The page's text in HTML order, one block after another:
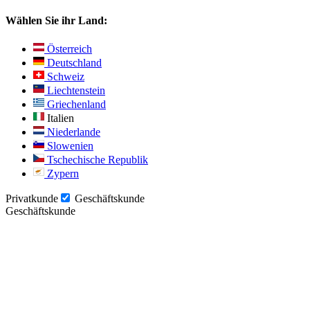
Wählen Sie ihr Land:
Österreich
Deutschland
Schweiz
Liechtenstein
Griechenland
Italien
Niederlande
Slowenien
Tschechische Republik
Zypern
Privatkunde
Geschäftskunde
Geschäftskunde